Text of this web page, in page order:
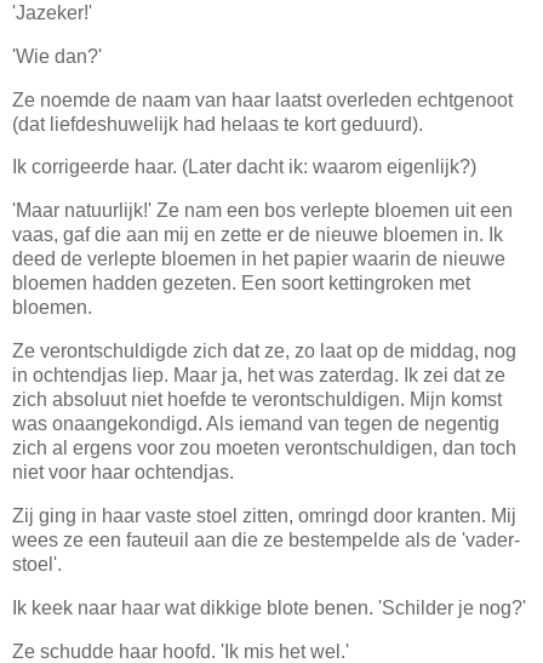
'Jazeker!'
'Wie dan?'
Ze noemde de naam van haar laatst overleden echtgenoot
(dat liefdeshuwelijk had helaas te kort geduurd).
Ik corrigeerde haar. (Later dacht ik: waarom eigenlijk?)
'Maar natuurlijk!' Ze nam een bos verlepte bloemen uit een
vaas, gaf die aan mij en zette er de nieuwe bloemen in. Ik
deed de verlepte bloemen in het papier waarin de nieuwe
bloemen hadden gezeten. Een soort kettingroken met
bloemen.
Ze verontschuldigde zich dat ze, zo laat op de middag, nog
in ochtendjas liep. Maar ja, het was zaterdag. Ik zei dat ze
zich absoluut niet hoefde te verontschuldigen. Mijn komst
was onaangekondigd. Als iemand van tegen de negentig
zich al ergens voor zou moeten verontschuldigen, dan toch
niet voor haar ochtendjas.
Zij ging in haar vaste stoel zitten, omringd door kranten. Mij
wees ze een fauteuil aan die ze bestempelde als de 'vader-
stoel'.
Ik keek naar haar wat dikkige blote benen. 'Schilder je nog?'
Ze schudde haar hoofd. 'Ik mis het wel.'